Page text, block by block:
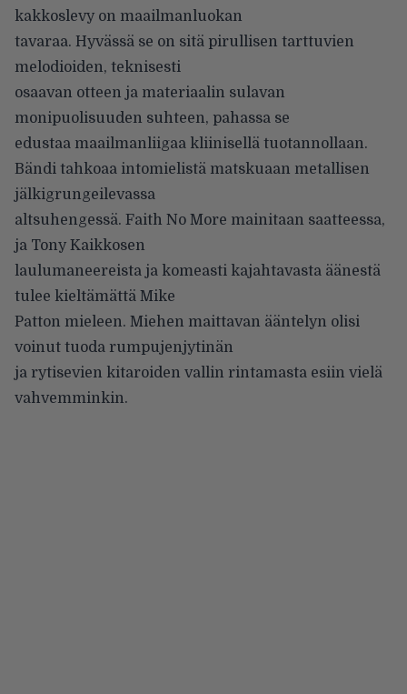
kakkoslevy on maailmanluokan
tavaraa. Hyvässä se on sitä pirullisen tarttuvien
melodioiden, teknisesti
osaavan otteen ja materiaalin sulavan
monipuolisuuden suhteen, pahassa se
edustaa maailmanliigaa kliinisellä tuotannollaan.
Bändi tahkoaa intomielistä matskuaan metallisen
jälkigrungeilevassa
altsuhengessä. Faith No More mainitaan saatteessa,
ja Tony Kaikkosen
laulumaneereista ja komeasti kajahtavasta äänestä
tulee kieltämättä Mike
Patton mieleen. Miehen maittavan ääntelyn olisi
voinut tuoda rumpujenjytinän
ja rytisevien kitaroiden vallin rintamasta esiin vielä
vahvemminkin.